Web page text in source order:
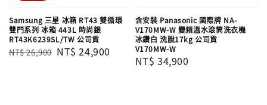
Samsung 三星 冰箱 RT43 雙循環
雙門系列 冰箱 443L 時尚銀
RT43K6239SL/TW 公司貨
Regular
NT$ 26,900 Sale
NT$ 24,900
含安裝 Panasonic 國際牌 NA-
V170MW-W 變頻溫水滾筒洗衣機
冰鑽白 洗脫17kg 公司貨
V170MW-W
Regular
NT$ 34,900